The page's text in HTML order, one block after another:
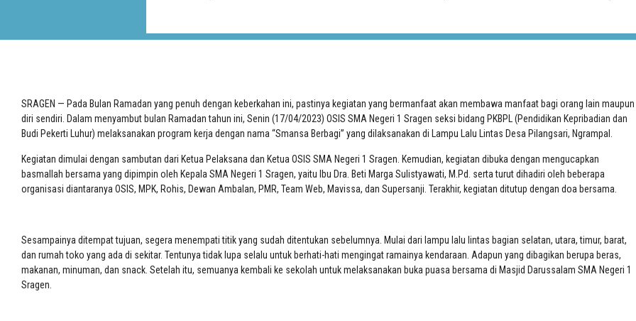
SRAGEN — Pada Bulan Ramadan yang penuh dengan keberkahan ini, pastinya kegiatan yang bermanfaat akan membawa manfaat bagi orang lain maupun
diri sendiri. Dalam menyambut bulan Ramadan tahun ini, Senin (17/04/2023) OSIS SMA Negeri 1 Sragen seksi bidang PKBPL (Pendidikan Kepribadian dan
Budi Pekerti Luhur) melaksanakan program kerja dengan nama “Smansa Berbagi” yang dilaksanakan di Lampu Lalu Lintas Desa Pilangsari, Ngrampal.
Kegiatan dimulai dengan sambutan dari Ketua Pelaksana dan Ketua OSIS SMA Negeri 1 Sragen. Kemudian, kegiatan dibuka dengan mengucapkan
basmallah bersama yang dipimpin oleh Kepala SMA Negeri 1 Sragen, yaitu Ibu Dra. Beti Marga Sulistyawati, M.Pd. serta turut dihadiri oleh beberapa
organisasi diantaranya OSIS, MPK, Rohis, Dewan Ambalan, PMR, Team Web, Mavissa, dan Supersanji. Terakhir, kegiatan ditutup dengan doa bersama.
Sesampainya ditempat tujuan, segera menempati titik yang sudah ditentukan sebelumnya. Mulai dari lampu lalu lintas bagian selatan, utara, timur, barat,
dan rumah toko yang ada di sekitar. Tentunya tidak lupa selalu untuk berhati-hati mengingat ramainya kendaraan. Adapun yang dibagikan berupa beras,
makanan, minuman, dan snack. Setelah itu, semuanya kembali ke sekolah untuk melaksanakan buka puasa bersama di Masjid Darussalam SMA Negeri 1
Sragen.